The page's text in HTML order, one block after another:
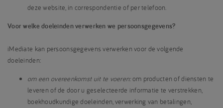
deze website, in correspondentie of per telefoon.
Voor welke doeleinden verwerken we persoonsgegevens?
iMediate kan persoonsgegevens verwerken voor de volgende
doeleinden:
om een overeenkomst uit te voeren:om producten of diensten te
leveren of de door u geselecteerde informatie te verstrekken,
boekhoudkundige doeleinden, verwerking van betalingen,